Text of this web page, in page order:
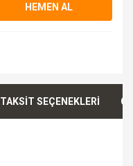
HEMEN AL
TAKSİT SEÇENEKLERİ